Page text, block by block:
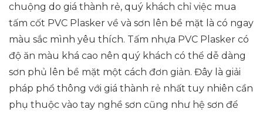
chuộng do giá thành rẻ, quý khách chỉ việc mua
tấm cốt PVC Plasker về và sơn lên bề mặt là có ngay
màu sắc mình yêu thích. Tấm nhựa PVC Plasker có
độ ăn màu khá cao nên quý khách có thể dễ dàng
sơn phủ lên bề mặt một cách đơn giản. Đây là giải
pháp phổ thông với giá thành rẻ nhất tuy nhiên cần
phụ thuộc vào tay nghề sơn cũng như hệ sơn để